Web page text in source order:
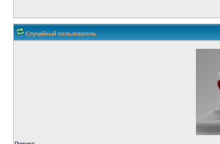
Случайный пользователь